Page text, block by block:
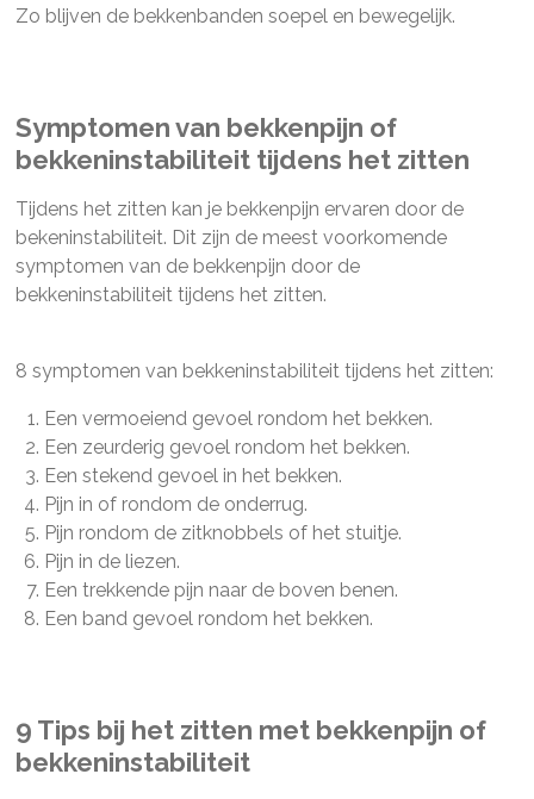
Zo blijven de bekkenbanden soepel en bewegelijk.
Symptomen van bekkenpijn of
bekkeninstabiliteit tijdens het zitten
Tijdens het zitten kan je bekkenpijn ervaren door de
bekeninstabiliteit. Dit zijn de meest voorkomende
symptomen van de bekkenpijn door de
bekkeninstabiliteit tijdens het zitten.
8 symptomen van bekkeninstabiliteit tijdens het zitten:
Een vermoeiend gevoel rondom het bekken.
Een zeurderig gevoel rondom het bekken.
Een stekend gevoel in het bekken.
Pijn in of rondom de onderrug.
Pijn rondom de zitknobbels of het stuitje.
Pijn in de liezen.
Een trekkende pijn naar de boven benen.
Een band gevoel rondom het bekken.
9 Tips bij het zitten met bekkenpijn of
bekkeninstabiliteit